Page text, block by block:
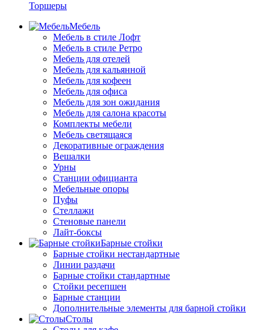
Торшеры
Мебель
Мебель в стиле Лофт
Мебель в стиле Ретро
Мебель для отелей
Мебель для кальянной
Мебель для кофеен
Мебель для офиса
Мебель для зон ожидания
Мебель для салона красоты
Комплекты мебели
Мебель светящаяся
Декоративные ограждения
Вешалки
Урны
Станции официанта
Мебельные опоры
Пуфы
Стеллажи
Стеновые панели
Лайт-боксы
Барные стойки
Барные стойки нестандартные
Линии раздачи
Барные стойки стандартные
Стойки ресепшен
Барные станции
Дополнительные элементы для барной стойки
Столы